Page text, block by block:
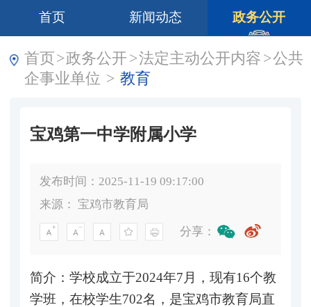
首页 新闻动态 政务公开
首页>政务公开 >法定主动公开内容 >公共
企事业单位 > 教育
宝鸡第一中学附属小学
发布时间：2025-11-19 09:17:00
来源： 宝鸡市教育局
分享：
简介：学校成立于2024年7月，现有16个教
学班，在校学生702名，是宝鸡市教育局直